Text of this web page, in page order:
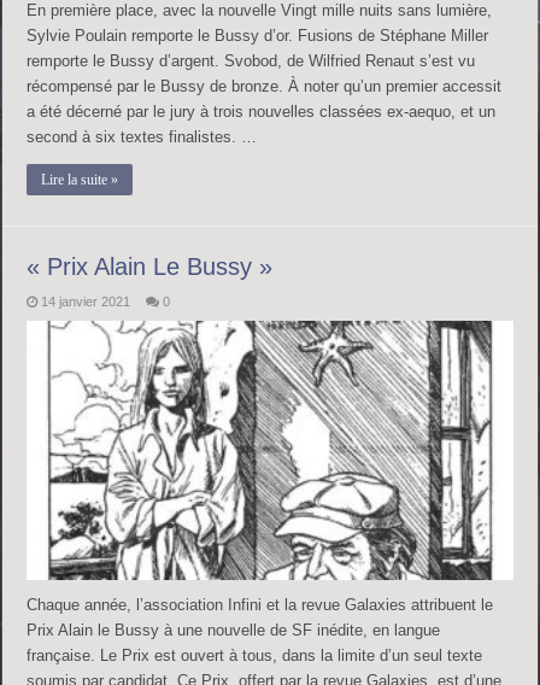
En première place, avec la nouvelle Vingt mille nuits sans lumière,
Sylvie Poulain remporte le Bussy d’or. Fusions de Stéphane Miller
remporte le Bussy d’argent. Svobod, de Wilfried Renaut s’est vu
récompensé par le Bussy de bronze. À noter qu’un premier accessit
a été décerné par le jury à trois nouvelles classées ex-aequo, et un
second à six textes finalistes. …
Lire la suite »
« Prix Alain Le Bussy »
14 janvier 2021 0
Chaque année, l’association Infini et la revue Galaxies attribuent le
Prix Alain le Bussy à une nouvelle de SF inédite, en langue
française. Le Prix est ouvert à tous, dans la limite d’un seul texte
soumis par candidat. Ce Prix, offert par la revue Galaxies, est d’une